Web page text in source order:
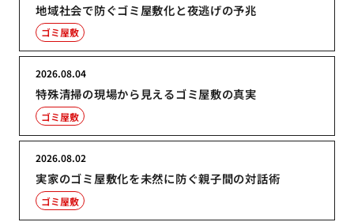
地域社会で防ぐゴミ屋敷化と夜逃げの予兆
ゴミ屋敷
特殊清掃の現場から見えるゴミ屋敷の真実
2026.08.04
ゴミ屋敷
実家のゴミ屋敷化を未然に防ぐ親子間の対話術
2026.08.02
ゴミ屋敷